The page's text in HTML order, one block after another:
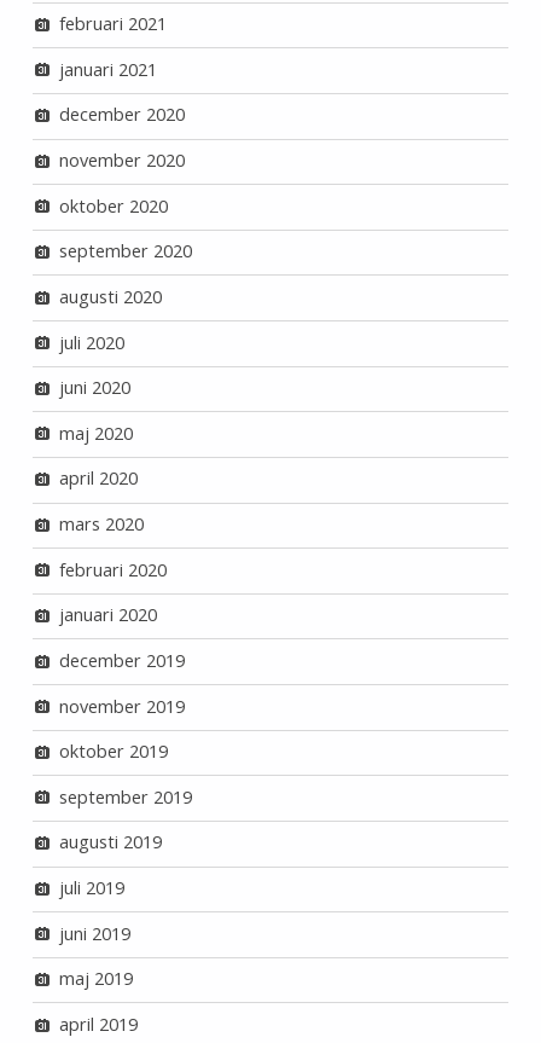
februari 2021
januari 2021
december 2020
november 2020
oktober 2020
september 2020
augusti 2020
juli 2020
juni 2020
maj 2020
april 2020
mars 2020
februari 2020
januari 2020
december 2019
november 2019
oktober 2019
september 2019
augusti 2019
juli 2019
juni 2019
maj 2019
april 2019